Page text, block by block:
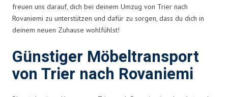
freuen uns darauf, dich bei deinem Umzug von Trier nach
Rovaniemi zu unterstützen und dafür zu sorgen, dass du dich in
deinem neuen Zuhause wohlfühlst!
Günstiger Möbeltransport
von Trier nach Rovaniemi